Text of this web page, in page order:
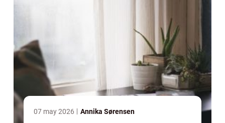
07 may 2026 Annika Sørensen